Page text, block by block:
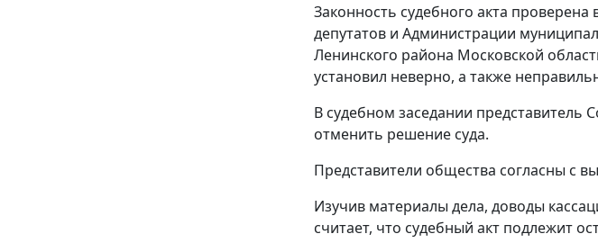
Законность судебного акта проверена
депутатов и Администрации
Ленинского района Московской
установил неверно, а также
В судебном заседании
отменить решение суда.
Представители общества согласны с
Изучив материалы дела, доводы
считает, что судебный акт подлежит